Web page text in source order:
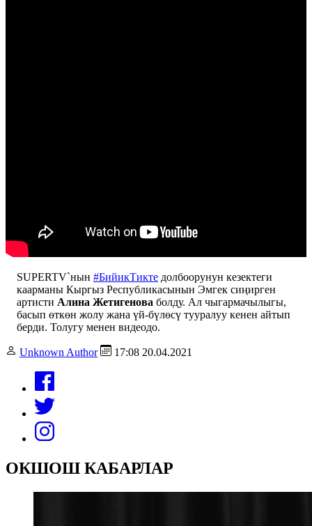
SUPERTV`нын #БийикТикте долбоорунун кезектеги
каарманы Кыргыз Республикасынын Эмгек сиңирген
артисти Алина Жетигенова болду. Ал чыгармачылыгы,
басып өткөн жолу жана үй-бүлөсү тууралуу кенен айтып
берди. Толугу менен видеодо.
Unknown Author 17:08 20.04.2021
ОКШОШ КАБАРЛАР